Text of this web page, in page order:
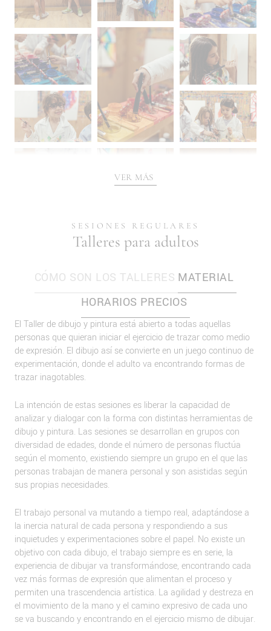
VER MÁS
SESIONES REGULARES
Talleres para adultos
CÓMO SON LOS TALLERES MATERIAL
HORARIOS PRECIOS
El Taller de dibujo y pintura está abierto a todas aquellas
personas que quieran iniciar el ejercicio de trazar como medio
de expresión. El dibujo así se convierte en un juego continuo de
experimentación, donde el adulto va encontrando formas de
trazar inagotables.
La intención de estas sesiones es liberar la capacidad de
analizar y dialogar con la forma con distintas herramientas de
dibujo y pintura. Las sesiones se desarrollan en grupos con
diversidad de edades, donde el número de personas fluctúa
según el momento, existiendo siempre un grupo en el que las
personas trabajan de manera personal y son asistidas según
sus propias necesidades.
El trabajo personal va mutando a tiempo real, adaptándose a
la inercia natural de cada persona y respondiendo a sus
inquietudes y experimentaciones sobre el papel. No existe un
objetivo con cada dibujo, el trabajo siempre es en serie, la
experiencia de dibujar va transformándose, encontrando cada
vez más formas de expresión que alimentan el proceso y
permiten una trascendencia artística. La agilidad y destreza en
el movimiento de la mano y el camino expresivo de cada uno
se va buscando y encontrando en el ejercicio mismo de dibujar.